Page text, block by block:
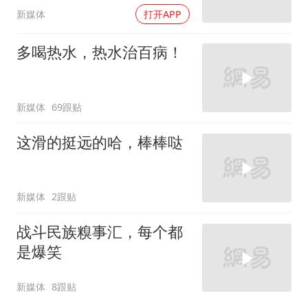
新媒体 打开APP
多喝热水，热水治百病！
新媒体 69跟贴
这滑的挺远的哈，棒棒哒
新媒体 2跟贴
战斗民族糗事汇，每个都
是爆笑
新媒体 8跟贴